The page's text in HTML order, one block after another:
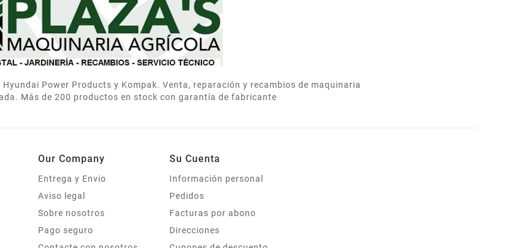
Power Products y Kompak. Venta, reparación y recambios de maquinaria
Más de 200 productos en stock con garantía de fabricante
Our Company
Entrega y Envio
Aviso legal
Sobre nosotros
Pago seguro
Su Cuenta
Información personal
Pedidos
Facturas por abono
Direcciones